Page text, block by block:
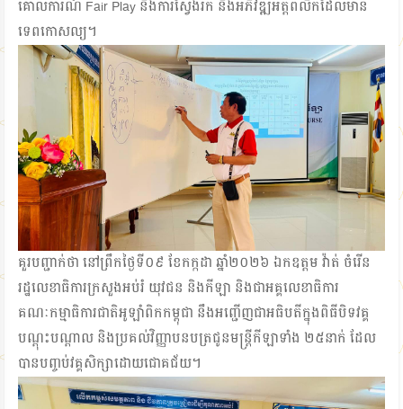
គោលការណ៍ Fair Play និងការស្វែងរក និងអភិវឌ្ឍអត្តពលិកដែលមាន
ទេពកោសល្យ។
គួរបញ្ជាក់ថា នៅព្រឹកថ្ងៃទី០៩ ខែកក្កដា ឆ្នាំ២០២៦ ឯកឧត្តម វ៉ាត់ ចំរើន
រដ្ឋលេខាធិការក្រសួងអប់រំ យុវជន និងកីឡា និងជាអគ្គលេខាធិការ
គណៈកម្មាធិការជាតិអូឡាំពិកកម្ពុជា នឹងអញ្ជើញជាអធិបតីក្នុងពិធីបិទវគ្គ
បណ្ដុះបណ្ដាល និងប្រគល់វិញ្ញាបនបត្រជូនមន្ត្រីកីឡាទាំង ២៥នាក់ ដែល
បានបញ្ចប់វគ្គសិក្សាដោយជោគជ័យ។